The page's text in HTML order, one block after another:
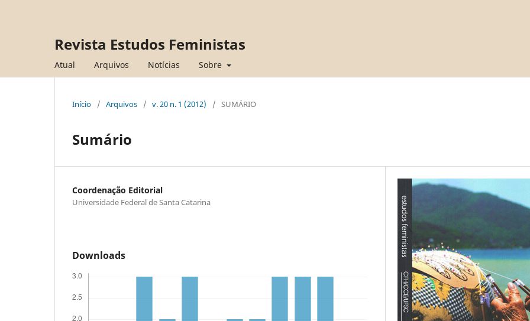
Revista Estudos Feministas
Atual Arquivos Notícias Sobre
Início / Arquivos / v. 20 n. 1 (2012) / SUMÁRIO
Sumário
Coordenação Editorial
Universidade Federal de Santa Catarina
Downloads